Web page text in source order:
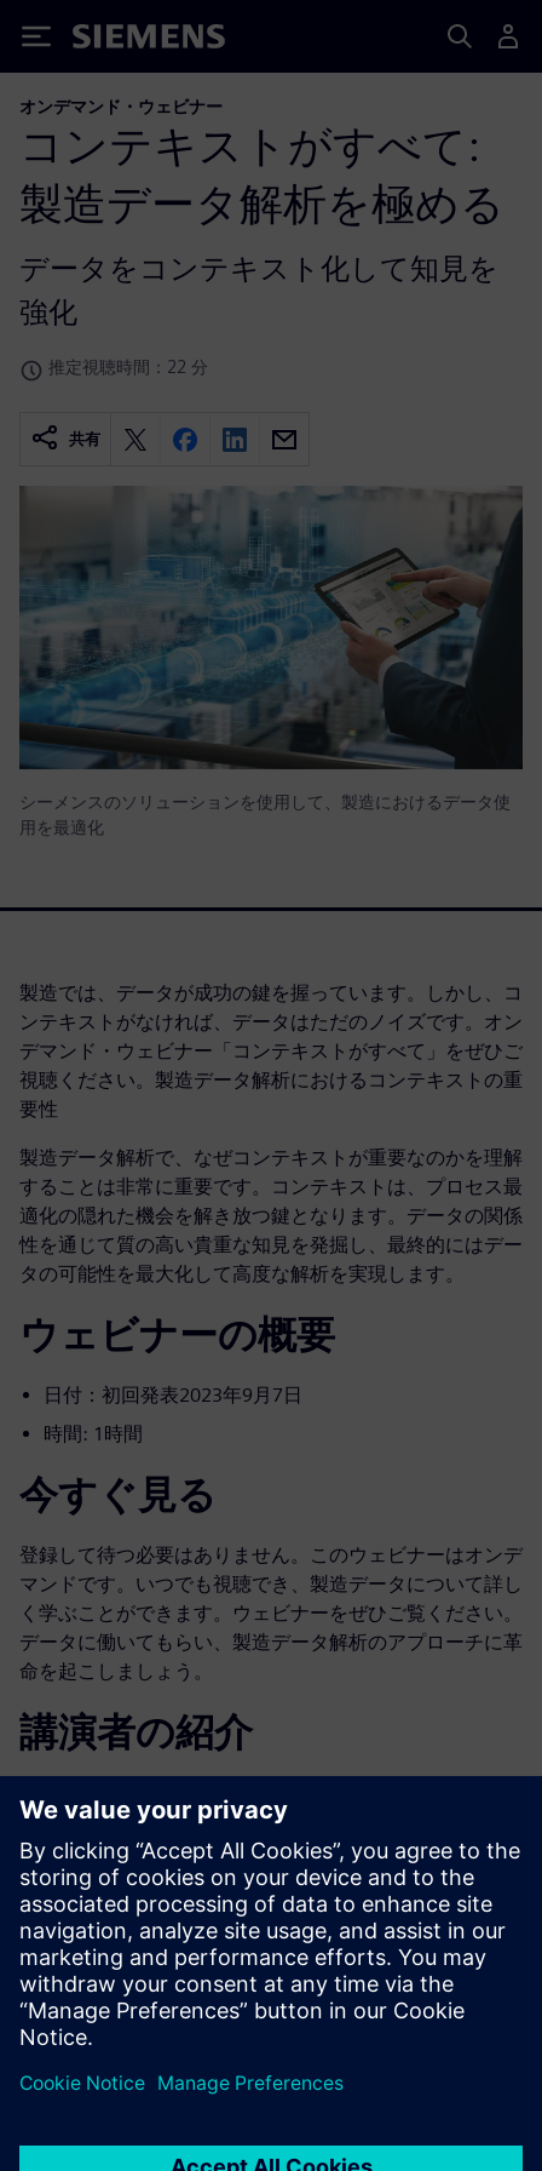
Siemens
オンデマンド・ウェビナー
コンテキストがすべて:
製造データ解析を極める
データをコンテキスト化して知見を
強化
推定視聴時間：22 分
共有
シーメンスのソリューションを使用して、製造におけるデータ使
用を最適化
製造では、データが成功の鍵を握っています。しかし、コ
ンテキストがなければ、データはただのノイズです。オン
デマンド・ウェビナー「コンテキストがすべて」をぜひご
視聴ください。製造データ解析におけるコンテキストの重
要性
製造データ解析で、なぜコンテキストが重要なのかを理解
することは非常に重要です。コンテキストは、プロセス最
適化の隠れた機会を解き放つ鍵となります。データの関係
性を通じて質の高い貴重な知見を発掘し、最終的にはデー
タの可能性を最大化して高度な解析を実現します。
ウェビナーの概要
日付：初回発表2023年9月7日
時間: 1時間
今すぐ見る
登録して待つ必要はありません。このウェビナーはオンデ
マンドです。いつでも視聴でき、製造データについて詳し
く学ぶことができます。ウェビナーをぜひご覧ください。
データに働いてもらい、製造データ解析のアプローチに革
命を起こしましょう。
講演者の紹介
シーメンスデジタルインダストリーズソフトウ
ェア
Jonathan Fromm
プロダクト・マネージャー、予測解析
Jonathan Frommは、高度な解析と実用的
な知見の提供に関する幅広い経験を積ん
でいます。